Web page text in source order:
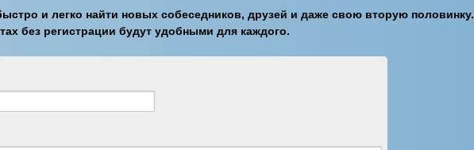
и легко найти новых собеседников, друзей и даже свою вторую половинку.
без регистрации будут удобными для каждого.